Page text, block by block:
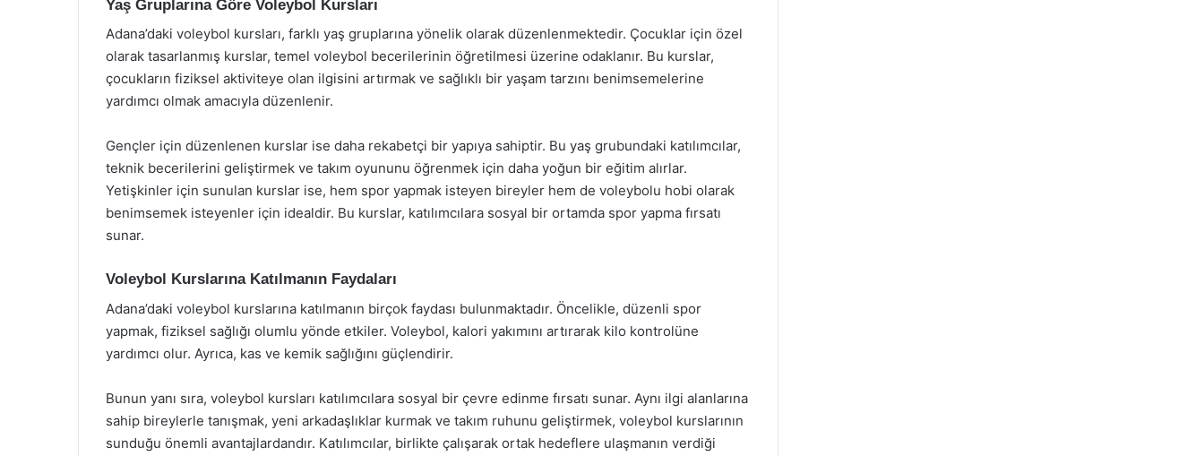
Yaş Gruplarına Göre Voleybol Kursları
Adana’daki voleybol kursları, farklı yaş gruplarına yönelik olarak düzenlenmektedir. Çocuklar için özel
olarak tasarlanmış kurslar, temel voleybol becerilerinin öğretilmesi üzerine odaklanır. Bu kurslar,
çocukların fiziksel aktiviteye olan ilgisini artırmak ve sağlıklı bir yaşam tarzını benimsemelerine
yardımcı olmak amacıyla düzenlenir.
Gençler için düzenlenen kurslar ise daha rekabetçi bir yapıya sahiptir. Bu yaş grubundaki katılımcılar,
teknik becerilerini geliştirmek ve takım oyununu öğrenmek için daha yoğun bir eğitim alırlar.
Yetişkinler için sunulan kurslar ise, hem spor yapmak isteyen bireyler hem de voleybolu hobi olarak
benimsemek isteyenler için idealdir. Bu kurslar, katılımcılara sosyal bir ortamda spor yapma fırsatı
sunar.
Voleybol Kurslarına Katılmanın Faydaları
Adana’daki voleybol kurslarına katılmanın birçok faydası bulunmaktadır. Öncelikle, düzenli spor
yapmak, fiziksel sağlığı olumlu yönde etkiler. Voleybol, kalori yakımını artırarak kilo kontrolüne
yardımcı olur. Ayrıca, kas ve kemik sağlığını güçlendirir.
Bunun yanı sıra, voleybol kursları katılımcılara sosyal bir çevre edinme fırsatı sunar. Aynı ilgi alanlarına
sahip bireylerle tanışmak, yeni arkadaşlıklar kurmak ve takım ruhunu geliştirmek, voleybol kurslarının
sunduğu önemli avantajlardandır. Katılımcılar, birlikte çalışarak ortak hedeflere ulaşmanın verdiği